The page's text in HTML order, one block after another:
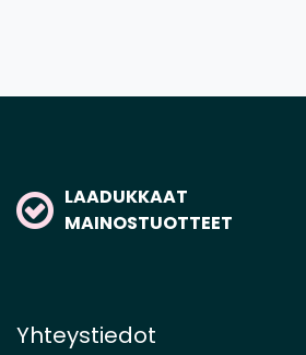
LAADUKKAAT
MAINOSTUOTTEET
Yhteystiedot